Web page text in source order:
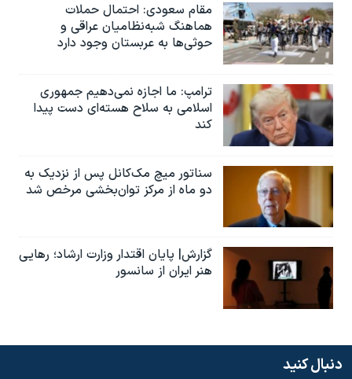
مقام سعودی: احتمال حملات
هماهنگ شبه‌نظامیان عراقی و
حوثی‌ها به عربستان وجود دارد
ترامپ: ما اجازه نمی‌دهیم جمهوری
اسلامی به سلاح هسته‌ای دست پیدا
کند
سناتور میچ مک‌کانل پس از نزدیک به
دو ماه از مرکز توان‌بخشی مرخص شد
گزارش| پایان اقتدار وزارت ارشاد؛ رهایی
هنر ایران از سانسور
دنبال کنید